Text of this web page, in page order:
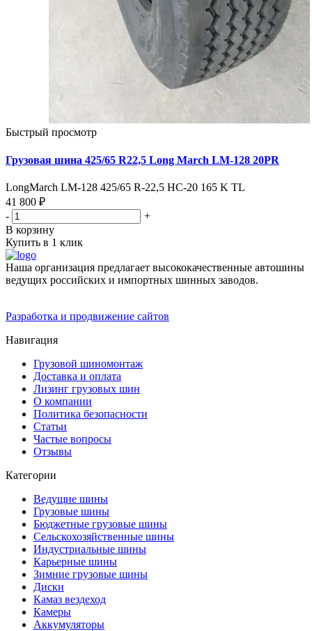
Быстрый просмотр
Грузовая шина 425/65 R22,5 Long March LM-128 20PR
LongMarch LM-128 425/65 R-22,5 НС-20 165 K TL
41 800 ₽
-
+
В корзину
Купить в 1 клик
Наша организация предлагает высококачественные автошины
ведущих российских и импортных шинных заводов.
Разработка и продвижение сайтов
Навигация
Грузовой шиномонтаж
Доставка и оплата
Лизинг грузовых шин
О компании
Политика безопасности
Статьи
Частые вопросы
Отзывы
Категории
Ведущие шины
Грузовые шины
Бюджетные грузовые шины
Сельскохозяйственные шины
Индустриальные шины
Карьерные шины
Зимние грузовые шины
Диски
Камаз вездеход
Камеры
Аккумуляторы